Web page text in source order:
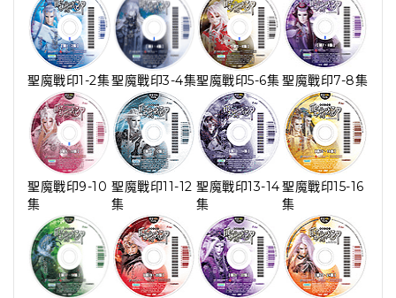
聖魔戰印1-2集聖魔戰印3-4集聖魔戰印5-6集聖魔戰印7-8集
聖魔戰印9-10
集
聖魔戰印11-12
集
聖魔戰印13-14
集
聖魔戰印15-16
集